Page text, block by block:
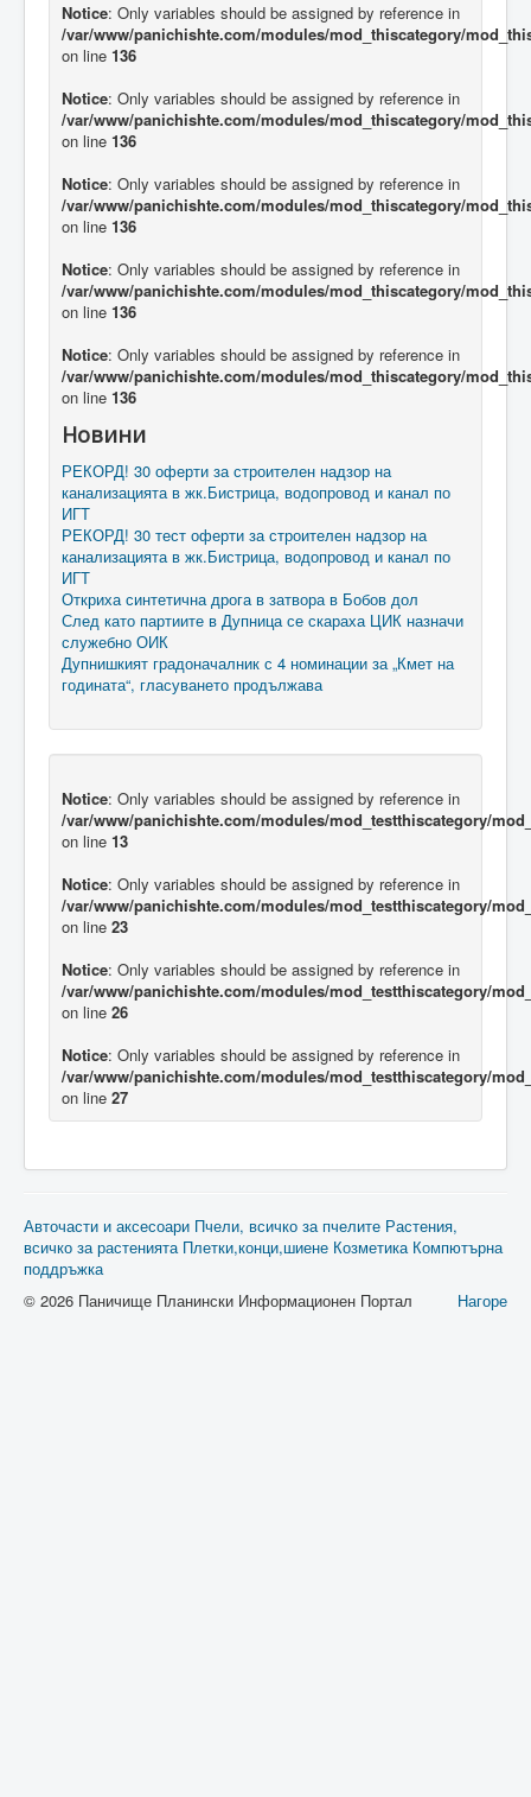
Notice: Only variables should be assigned by reference in
/var/www/panichishte.com/modules/mod_thiscategory/
on line 136
Notice: Only variables should be assigned by reference in
/var/www/panichishte.com/modules/mod_thiscategory/
on line 136
Notice: Only variables should be assigned by reference in
/var/www/panichishte.com/modules/mod_thiscategory/
on line 136
Notice: Only variables should be assigned by reference in
/var/www/panichishte.com/modules/mod_thiscategory/
on line 136
Notice: Only variables should be assigned by reference in
/var/www/panichishte.com/modules/mod_thiscategory/
on line 136
Новини
РЕКОРД! 30 оферти за строителен надзор на
канализацията в жк.Бистрица, водопровод и канал по
ИГТ
РЕКОРД! 30 тест оферти за строителен надзор на
канализацията в жк.Бистрица, водопровод и канал по
ИГТ
Откриха синтетична дрога в затвора в Бобов дол
След като партиите в Дупница се скараха ЦИК назначи
служебно ОИК
Дупнишкият градоначалник с 4 номинации за „Кмет на
годината“, гласуването продължава
Notice: Only variables should be assigned by reference in
/var/www/panichishte.com/modules/mod_testthiscategory/
on line 13
Notice: Only variables should be assigned by reference in
/var/www/panichishte.com/modules/mod_testthiscategory/
on line 23
Notice: Only variables should be assigned by reference in
/var/www/panichishte.com/modules/mod_testthiscategory/
on line 26
Notice: Only variables should be assigned by reference in
/var/www/panichishte.com/modules/mod_testthiscategory/
on line 27
Авточасти и аксесоари Пчели, всичко за пчелите Растения,
всичко за растенията Плетки,конци,шиене Козметика Компютърна
поддръжка
Нагоре
© 2026 Паничище Планински Информационен Портал